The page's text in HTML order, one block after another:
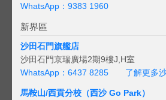
WhatsApp：9383 1960
新界區
沙田石門旗艦店
沙田石門京瑞廣場2期9樓J,H室
WhatsApp：6437 8285
了解更多
馬鞍山/西貢分校（西沙 Go Park）